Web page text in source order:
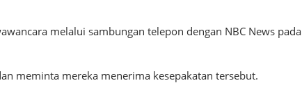
melalui sambungan telepon dengan NBC News pada
meminta mereka menerima kesepakatan tersebut.